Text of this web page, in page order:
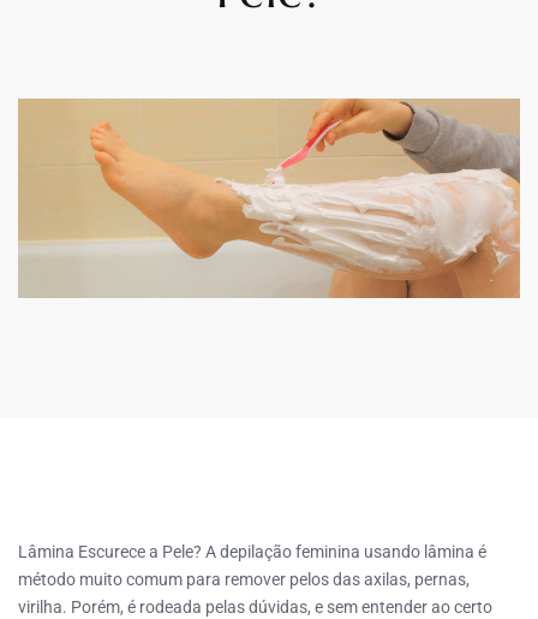
Lâmina Escurece a Pele? A depilação feminina usando lâmina é
método muito comum para remover pelos das axilas, pernas,
virilha. Porém, é rodeada pelas dúvidas, e sem entender ao certo